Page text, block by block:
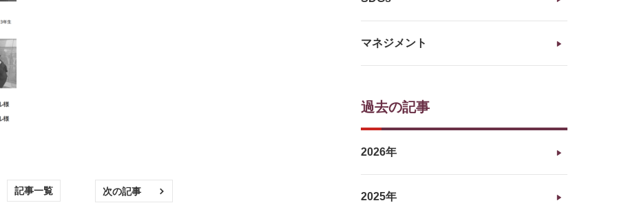
記事一覧 次の記事
マネジメント
過去の記事
2026年
2025年